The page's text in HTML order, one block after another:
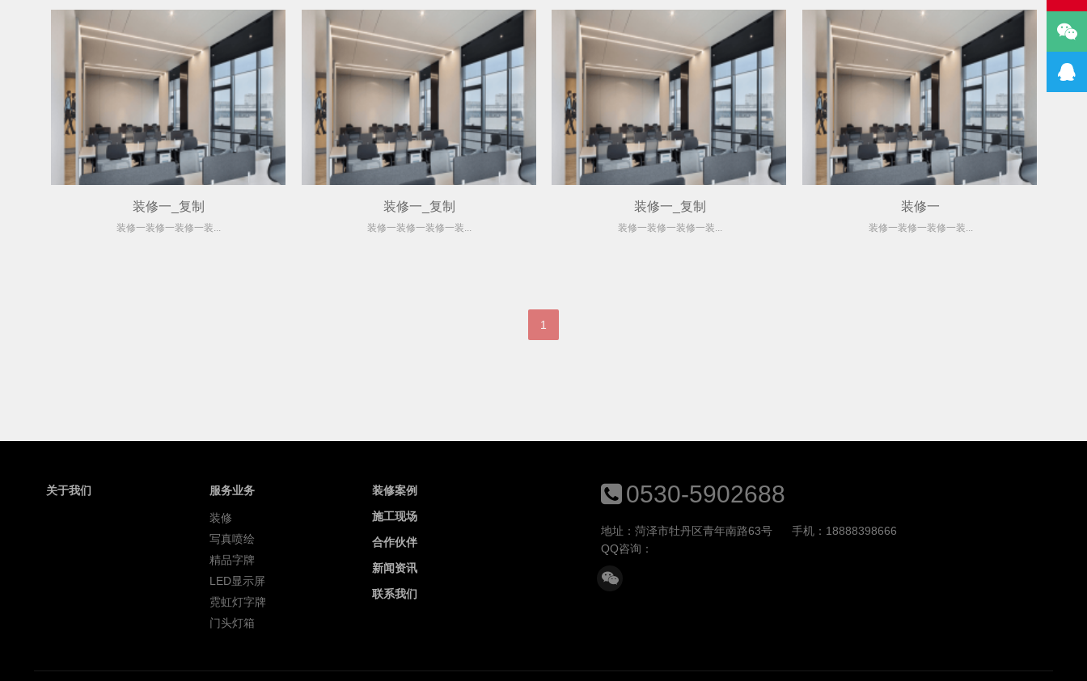
装修一_复制
装修一装修一装修一装...
装修一_复制
装修一装修一装修一装...
装修一_复制
装修一装修一装修一装...
装修一
装修一装修一装修一装...
1
关于我们 服务业务
装修
写真喷绘
精品字牌
LED显示屏
霓虹灯字牌
门头灯箱
装修案例
施工现场
合作伙伴
新闻资讯
联系我们
0530-5902688
地址：菏泽市牡丹区青年南路63号
手机：18888398666
QQ咨询：